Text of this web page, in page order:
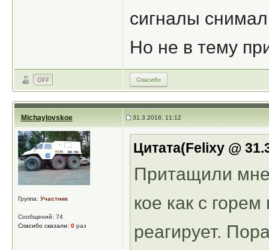
сигналы
Но не в тему
Спасибо
Michaylovskoe 31.3.2018, 11:12
Группа: Участник
Сообщений: 74
Спасибо сказали: 0раз
Цитата(Felixy @
Притащили мне
кое как с
реагирует.